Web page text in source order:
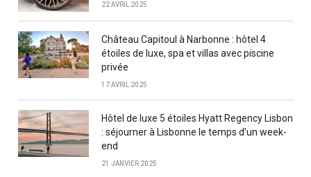
22 AVRIL 2025
Château Capitoul à Narbonne : hôtel 4
étoiles de luxe, spa et villas avec piscine
privée
17 AVRIL 2025
Hôtel de luxe 5 étoiles Hyatt Regency Lisbon
: séjourner à Lisbonne le temps d’un week-
end
21 JANVIER 2025